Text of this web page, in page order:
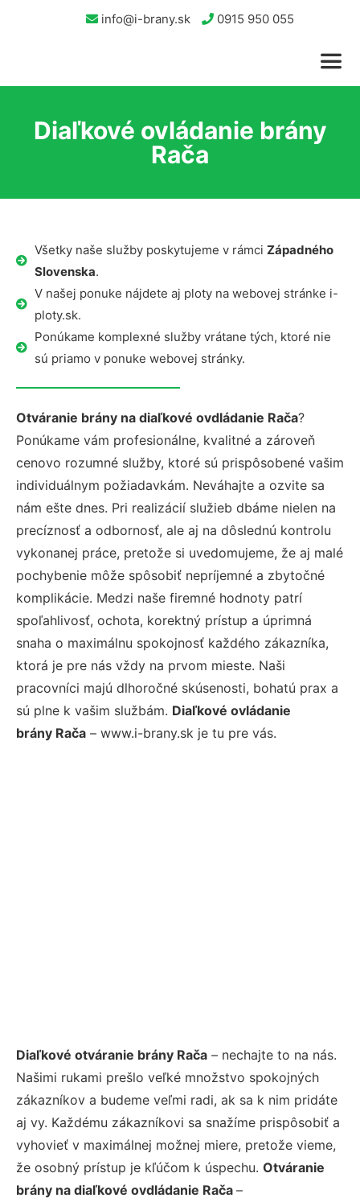
info@i-brany.sk 0915 950 055
Diaľkové ovládanie brány
Rača
Všetky naše služby poskytujeme v rámci Západného
Slovenska.
V našej ponuke nájdete aj ploty na webovej stránke i-
ploty.sk.
Ponúkame komplexné služby vrátane tých, ktoré nie
sú priamo v ponuke webovej stránky.
Otváranie brány na diaľkové ovdládanie Rača?
Ponúkame vám profesionálne, kvalitné a zároveň
cenovo rozumné služby, ktoré sú prispôsobené vašim
individuálnym požiadavkám. Neváhajte a ozvite sa
nám ešte dnes. Pri realizácií služieb dbáme nielen na
precíznosť a odbornosť, ale aj na dôslednú kontrolu
vykonanej práce, pretože si uvedomujeme, že aj malé
pochybenie môže spôsobiť nepríjemné a zbytočné
komplikácie. Medzi naše firemné hodnoty patrí
spoľahlivosť, ochota, korektný prístup a úprimná
snaha o maximálnu spokojnosť každého zákazníka,
ktorá je pre nás vždy na prvom mieste. Naši
pracovníci majú dlhoročné skúsenosti, bohatú prax a
sú plne k vašim službám. Diaľkové ovládanie
brány Rača – www.i-brany.sk je tu pre vás.
Diaľkové otváranie brány Rača – nechajte to na nás.
Našimi rukami prešlo veľké množstvo spokojných
zákazníkov a budeme veľmi radi, ak sa k nim pridáte
aj vy. Každému zákazníkovi sa snažíme prispôsobiť a
vyhovieť v maximálnej možnej miere, pretože vieme,
že osobný prístup je kľúčom k úspechu. Otváranie
brány na diaľkové ovdládanie Rača –